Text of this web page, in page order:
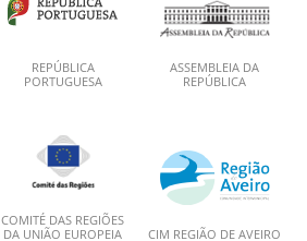
REPÚBLICA
PORTUGUESA
ASSEMBLEIA DA
REPÚBLICA
COMITÉ DAS REGIÕES
DA UNIÃO EUROPEIA
CIM REGIÃO DE AVEIRO